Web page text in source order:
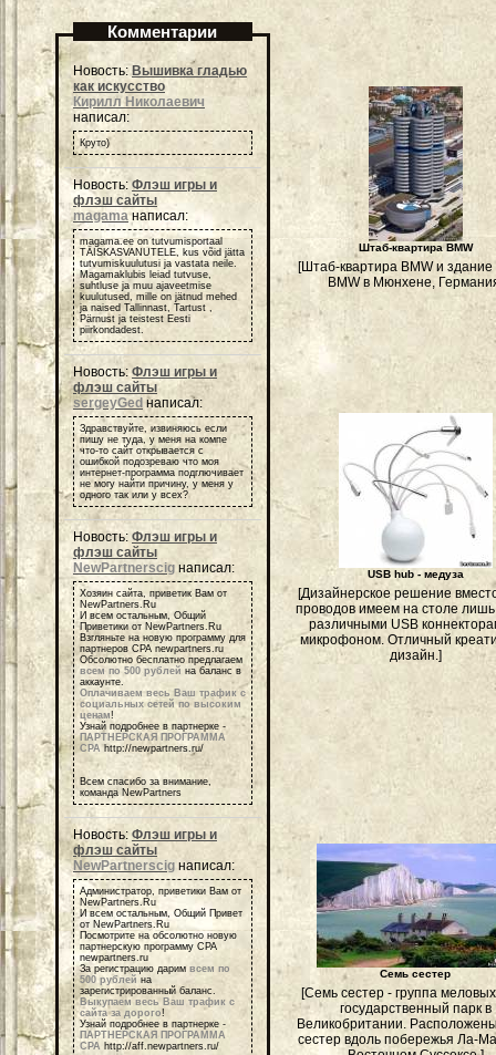
Комментарии
Новость:Вышивка гладью
как искусство
Кирилл Николаевич
написал:
Круто)
Новость:Флэш игры и
флэш сайты
magamaнаписал:
magama.ee on tutvumisportaal
TÄISKASVANUTELE, kus võid jätta
tutvumiskuulutusi ja vastata neile.
Magamaklubis leiad tutvuse,
suhtluse ja muu ajaveetmise
kuulutused, mille on jätnud mehed
ja naised Tallinnast, Tartust ,
Pärnust ja teistest Eesti
piirkondadest.
Новость:Флэш игры и
флэш сайты
sergeyGed написал:
Здравствуйте, извиняюсь если
пишу не туда, у меня на компе
что-то сайт открывается с
ошибкой подозреваю что моя
интернет-программа подглючивает
не могу найти причину, у меня у
одного так или у всех?
Новость: Флэш игры и
флэш сайты
NewPartnerscig написал:
Хозяин сайта, приветик Вам от
NewPartners.Ru
И всем остальным, Общий
Приветики от NewPartners.Ru
Взгляньте на новую программу для
партнеров СРА newpartners.ru
Обсолютно бесплатно предлагаем
всем по 500 рублей на баланс в
аккаунте.
Оплачиваем весь Ваш трафик с
социальных сетей по высоким
ценам!
Узнай подробнее в партнерке -
ПАРТНЕРСКАЯ ПРОГРАММА
СРА http://newpartners.ru/
Всем спасибо за внимание,
команда NewPartners
Новость: Флэш игры и
флэш сайты
NewPartnerscig написал:
Администратор, приветики Вам от
NewPartners.Ru
И всем остальным, Общий Привет
от NewPartners.Ru
Посмотрите на обсолютно новую
партнерскую программу СРА
newpartners.ru
За регистрацию дарим всем по
500 рублей на
зарегистрированный баланс.
Выкупаем весь Ваш трафик с
сайта за дорого!
Узнай подробнее в партнерке -
ПАРТНЕРСКАЯ ПРОГРАММА
СРА http://aff.newpartners.ru/
Штаб-квартира BMW
[Штаб-квартира BMW и здание
BMW в Мюнхене,
USB hub - медуза
[Дизайнерское решение
проводов имеем на столе лишь
различными USB
микрофоном. Отличный
дизайн.]
Семь сестер
[Семь сестер - группа
государственный парк в
Великобритании.
сестер вдоль побережья Ла-